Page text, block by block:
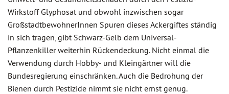
Wirkstoff Glyphosat und obwohl inzwischen sogar
GroßstadtbewohnerInnen Spuren dieses Ackergiftes ständig
in sich tragen, gibt Schwarz-Gelb dem Universal-
Pflanzenkiller weiterhin Rückendeckung. Nicht einmal die
Verwendung durch Hobby- und Kleingärtner will die
Bundesregierung einschränken. Auch die Bedrohung der
Bienen durch Pestizide nimmt sie nicht ernst genug.